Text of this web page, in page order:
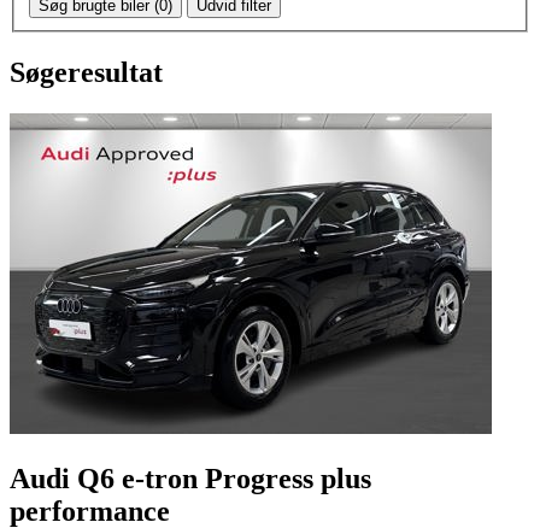
Søg brugte biler (0) Udvid filter
Søgeresultat
Audi Q6 e-tron Progress plus
performance